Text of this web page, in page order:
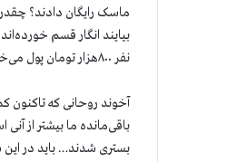
ماسک رایگان دادند؟
بیایند انگار قسم
نفر ۸۰۰هزار تومان پول می‌خواهد، فکری به این مردم بیچاره بکنید» (خبرگزاری مجلس رژیم۱مرداد).
آخوند روحانی که تاکنون
باقی‌مانده ما بیشتر از
بستری شدند… باید در این